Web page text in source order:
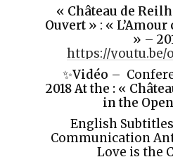
« Château de
Ouvert » : « L’Amour
» –
https://youtu.be/
✨Vidéo –
2018At the : «
in the
English
Communication
Love is the